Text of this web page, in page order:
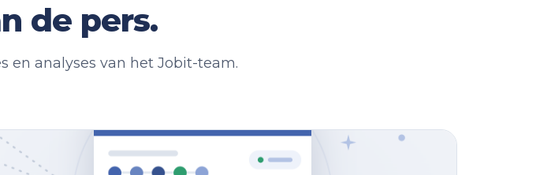
de pers.
en analyses van het Jobit-team.